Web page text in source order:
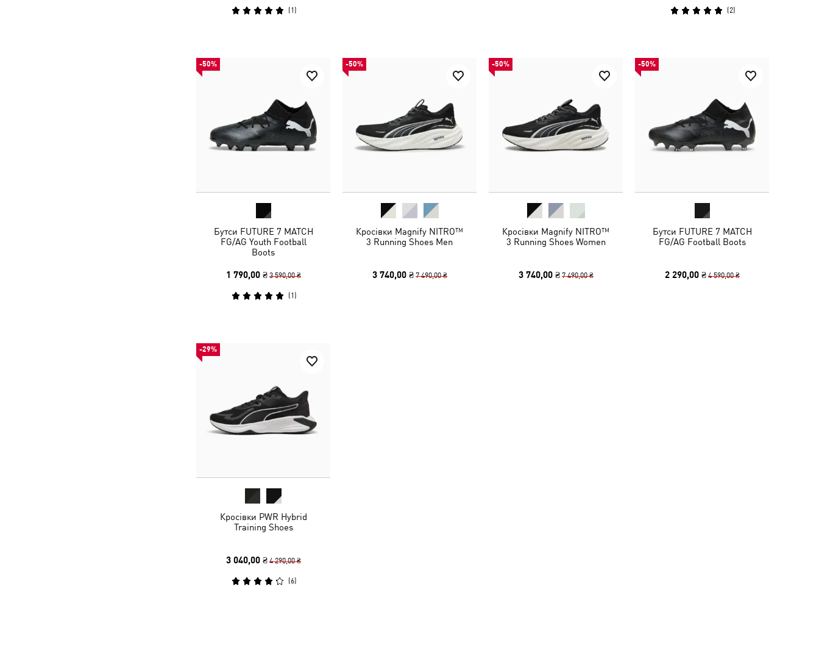
(1 ) (2)
-50%
Бутси FUTURE 7 MATCH
FG/AG Youth Football
Boots
1 790,00 ₴ 3 590,00 ₴
(1 )
-50%
Кросівки Magnify NITRO™
3 Running Shoes Men
3 740,00 ₴ 7 490,00 ₴
-50%
Кросівки Magnify NITRO™
3 Running Shoes Women
3 740,00 ₴ 7 490,00 ₴
-50%
Бутси FUTURE 7 MATCH
FG/AG Football Boots
2 290,00 ₴ 4 590,00 ₴
-29%
Кросівки PWR Hybrid
Training Shoes
3 040,00 ₴ 4 290,00 ₴
(6)